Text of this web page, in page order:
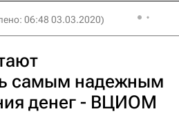
06:48 03.03.2020)
самым надежным
денег - ВЦИОМ